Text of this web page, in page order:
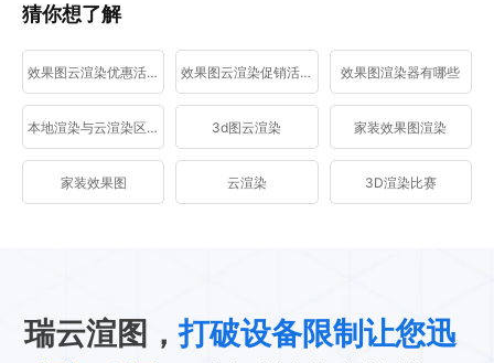
猜你想了解
效果图云渲染优惠活动 效果图云渲染促销活动 效果图渲染器有哪些
本地渲染与云渲染区别 3d图云渲染 家装效果图渲染
家装效果图 云渲染 3D渲染比赛
瑞云渲图，打破设备限制让您迅